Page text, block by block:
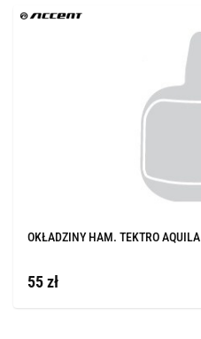
OKŁADZINY HAM. TEKTRO AQUILA
55 zł